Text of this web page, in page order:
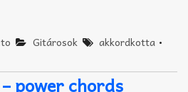
Gitárosok akkordkotta•
power chords